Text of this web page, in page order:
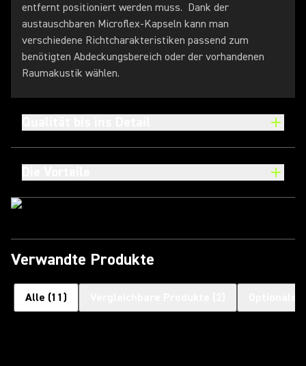
entfernt positioniert werden muss. Dank der
austauschbaren Microflex-Kapseln kann man
verschiedene Richtcharakteristiken passend zum
benötigten Abdeckungsbereich oder der vorhandenen
Raumakustik wählen.
Verwandte Produkte
Alle (11 )